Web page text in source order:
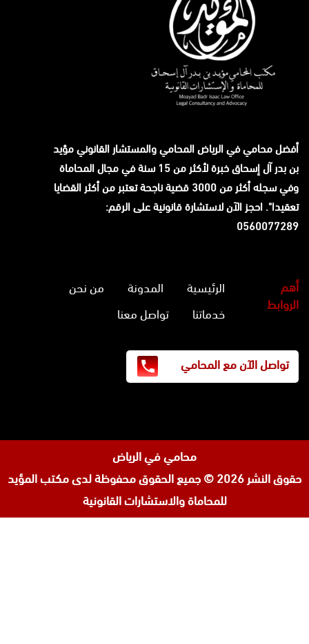
أفضل محامي في الرياض المحامي والمستشار القانونيمؤيد
بن بدر آل إسحاق
خبرة لأكثر من 15 سنة في مجال المحاماة
وفي سجله أكثر من 3000 قضية ناجحة تعتبر من أكثر القضايا
تعقيدا". احجز الآن لاستشارة قانونية على الرقم:
0560077289
أهم
الروابط
الرئيسية المدونة
من نحن
خدماتنا
تواصل معنا
تواصل الآن مع المحامي
محامي في الرياض
حقوق النشر 2026 © جميع الحقوق محفوظة لدى
مكتب المؤيد
للمحاماة والاستشارات القانونية